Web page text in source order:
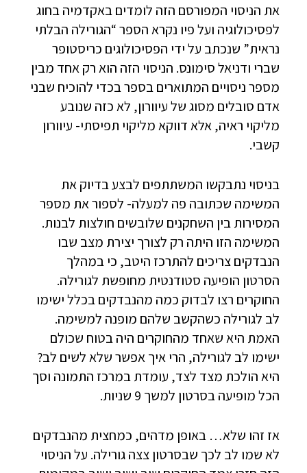
את הניסוי המפורסם הזה לומדים באקדמיה בחוג
לפסיכולוגיה ועל פיו נקרא הספר “הגורילה הבלתי
נראית” שנכתב על ידי הפסיכולוגים כריסטופר
שברי ודניאל סימונס. הניסוי הזה הוא רק אחד מבין
מספר ניסויים המתוארים בספר בכדי להוכיח שבני
אדם סובלים מסוג של עיוורון, לא כזה שנובע
מליקוי ראיה, אלא דווקא מליקוי תפיסתי- עיוורון
קשבי.
בניסוי נתבקשו המשתתפים לבצע בדיוק את
המשימה שכתובה פה למעלה- לספור את מספר
המסירות בין השחקנים שלובשים חולצות לבנות.
המשימה הזו היתה רק לצורך יצירת מצב שבו
הנבדקים צריכים להתרכז היטב, כי במהלך
הסרטון הופיעה סטודנטית מחופשת לגורילה.
החוקרים רצו לבדוק כמה מהנבדקים בכלל ישימו
לב לגורילה כשהקשב שלהם מופנה למשימה.
האמת היא שאחד מהחוקרים היה בטוח שכולם
ישימו לב לגורילה, הרי איך אפשר שלא לשים לב?
היא הולכת מצד לצד, עומדת במרכז התמונה וסך
הכל מופיעה בסרטון למשך 9 שניות.
אז זהו שלא… באופן מדהים, כמחצית מהנבדקים
לא שמו לב לכך שבסרטון צצה גורילה. על הניסוי